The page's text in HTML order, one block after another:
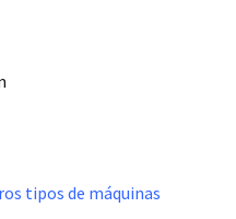
tipos de máquinas